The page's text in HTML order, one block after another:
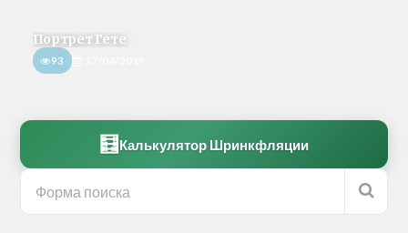
Портрет Гете
93
🧮 Калькулятор Шринкфляции